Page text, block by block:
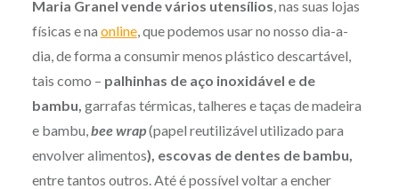
Maria Granel vende vários utensílios, nas suas lojas
físicas e na online, que podemos usar no nosso dia-a-
dia, de forma a consumir menos plástico descartável,
tais como – palhinhas de aço inoxidável e de
bambu, garrafas térmicas, talheres e taças de madeira
e bambu,bee wrap(papel reutilizável utilizado para
envolver alimentos), escovas de dentes de bambu,
entre tantos outros. Até é possível voltar a encher